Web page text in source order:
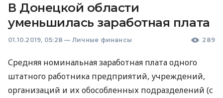
В Донецкой области
уменьшилась заработная плата
01.10.2019, 05:28 — Личные финансы 289
Средняя номинальная заработная плата одного
штатного работника предприятий, учреждений,
организаций и их обособленных подразделений (с